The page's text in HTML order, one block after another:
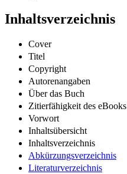
Inhaltsverzeichnis
Cover
Titel
Copyright
Autorenangaben
Über das Buch
Zitierfähigkeit des eBooks
Vorwort
Inhaltsübersicht
Inhaltsverzeichnis
Abkürzungsverzeichnis
Literaturverzeichnis